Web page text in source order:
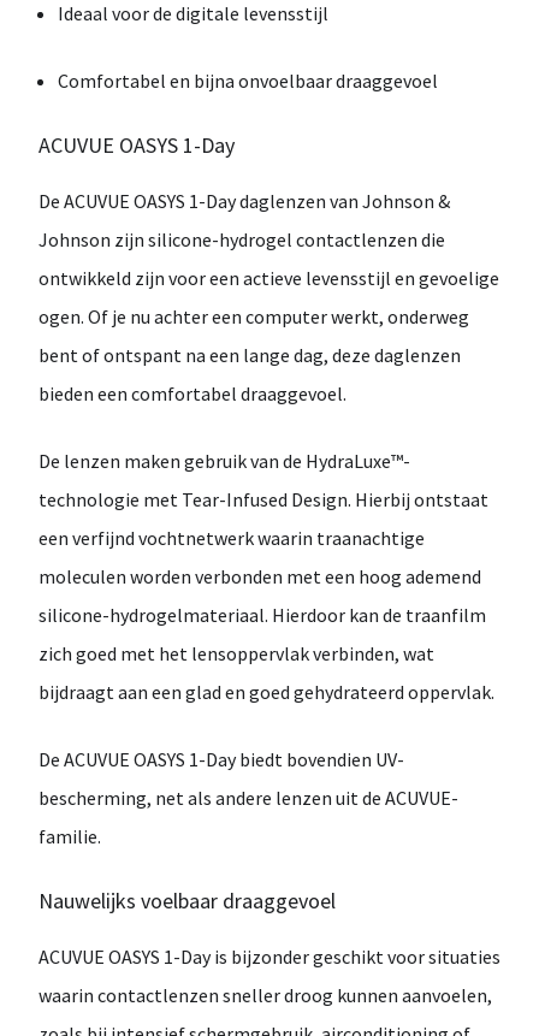
Ideaal voor de digitale levensstijl
Comfortabel en bijna onvoelbaar draaggevoel
ACUVUE OASYS 1-Day
De ACUVUE OASYS 1-Daydaglenzen van Johnson &
Johnson zijn silicone-hydrogel contactlenzen die
ontwikkeld zijn voor een actieve levensstijl en gevoelige
ogen. Of je nu achter een computer werkt, onderweg
bent of ontspant na een lange dag, deze daglenzen
bieden een comfortabel draaggevoel.
De lenzen maken gebruik van de HydraLuxe™-
technologie met Tear-Infused Design. Hierbij ontstaat
een verfijnd vochtnetwerk waarin traanachtige
moleculen worden verbonden met een hoog ademend
silicone-hydrogelmateriaal. Hierdoor kan de traanfilm
zich goed met het lensoppervlak verbinden, wat
bijdraagt aan een glad en goed gehydrateerd oppervlak.
De ACUVUE OASYS 1-Daybiedt bovendien UV-
bescherming, net als andere lenzen uit de ACUVUE-
familie.
Nauwelijks voelbaar draaggevoel
ACUVUE OASYS 1-Day is bijzonder geschikt voor situaties
waarin contactlenzen sneller droog kunnen aanvoelen,